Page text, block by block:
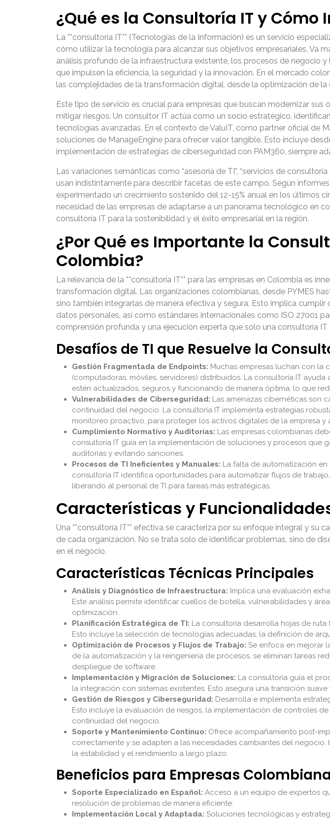
¿Qué es la Consultoría IT y Cómo
La **consultoría IT** (Tecnologías de la Información) es un servicio
cómo utilizar la tecnología para alcanzar sus objetivos empresariales. Va
análisis profundo de la infraestructura existente, los procesos de negocio
que impulsen la eficiencia, la seguridad y la innovación. En el mercado
las complejidades de la transformación digital, desde la optimización de
Este tipo de servicio es crucial para empresas que buscan modernizar
mitigar riesgos. Un consultor IT actúa como un socio estratégico,
tecnologías avanzadas. En el contexto de ValuIT, como partner oficial de
soluciones de ManageEngine para ofrecer valor tangible. Esto incluye
implementación de estrategias de ciberseguridad con PAM360, siempre
Las variaciones semánticas como “asesoría de TI”, “servicios de
usan indistintamente para describir facetas de este campo. Según
experimentado un crecimiento sostenido del 12-15% anual en los últimos
necesidad de las empresas de adaptarse a un panorama tecnológico en
consultoría IT para la sostenibilidad y el éxito empresarial en la región.
¿Por Qué es Importante la
Colombia?
La relevancia de la **consultoría IT** para las empresas en Colombia es
transformación digital. Las organizaciones colombianas, desde PYMES
sino también integrarlas de manera efectiva y segura. Esto implica
datos personales, así como estándares internacionales como ISO 27001
comprensión profunda y una ejecución experta que solo una consultoría
Desafíos de TI que Resuelve la
Gestión Fragmentada de Endpoints: Muchas empresas luchan con la
(computadoras, móviles, servidores) distribuidos. La consultoría IT
estén actualizados, seguros y funcionando de manera óptima, lo que
Vulnerabilidades de Ciberseguridad: Las amenazas cibernéticas son
continuidad del negocio. La consultoría IT implementa estrategias
monitoreo proactivo, para proteger los activos digitales de la empresa y
Cumplimiento Normativo y Auditorías: Las empresas colombianas
consultoría IT guía en la implementación de soluciones y procesos que
auditorías y evitando sanciones.
Procesos de TI Ineficientes y Manuales: La falta de automatización en
consultoría IT identifica oportunidades para automatizar flujos de
liberando al personal de TI para tareas más estratégicas.
Características y
Una **consultoría IT** efectiva se caracteriza por su enfoque integral y su
de cada organización. No se trata solo de identificar problemas, sino de
en el negocio.
Características Técnicas Principales
Análisis y Diagnóstico de Infraestructura: Implica una evaluación
Este análisis permite identificar cuellos de botella, vulnerabilidades y
optimización.
Planificación Estratégica de TI: La consultoría desarrolla hojas de
Esto incluye la selección de tecnologías adecuadas, la definición de
Optimización de Procesos y Flujos de Trabajo: Se enfoca en mejorar
de la automatización y la reingeniería de procesos, se eliminan tareas
despliegue de software.
Implementación y Migración de Soluciones: La consultoría guía el
la integración con sistemas existentes. Esto asegura una transición
Gestión de Riesgos y Ciberseguridad: Desarrolla e implementa
Esto incluye la evaluación de riesgos, la implementación de controles
continuidad del negocio.
Soporte y Mantenimiento Continuo: Ofrece acompañamiento post-
correctamente y se adapten a las necesidades cambiantes del
la estabilidad y el rendimiento a largo plazo.
Beneficios para Empresas
Soporte Especializado en Español: Acceso a un equipo de expertos
resolución de problemas de manera eficiente.
Implementación Local y Adaptada: Soluciones tecnológicas y